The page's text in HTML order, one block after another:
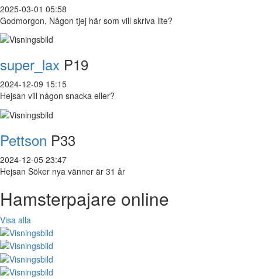
2025-03-01 05:58
Godmorgon, Någon tjej här som vill skriva lite?
super_lax P19
2024-12-09 15:15
Hejsan vill någon snacka eller?
Pettson P33
2024-12-05 23:47
Hejsan Söker nya vänner är 31 år
Hamsterpajare online
Visa alla